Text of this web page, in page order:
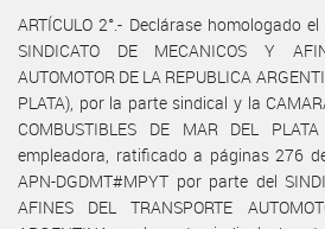
ARTÍCULO 2°.- Declárase homologado
SINDICATO DE MECANICOS Y
AUTOMOTOR DE LA REPUBLICA
PLATA), por la parte sindical y la
COMBUSTIBLES DE MAR DEL
empleadora, ratificado a páginas 276
APN-DGDMT#MPYT por parte del
AFINES DEL TRANSPORTE